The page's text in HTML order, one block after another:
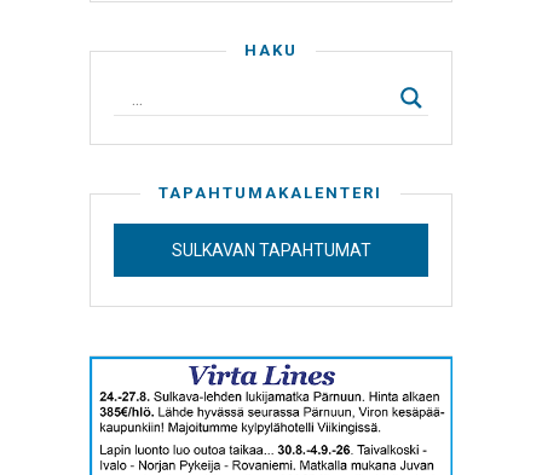
HAKU
TAPAHTUMAKALENTERI
SULKAVAN TAPAHTUMAT